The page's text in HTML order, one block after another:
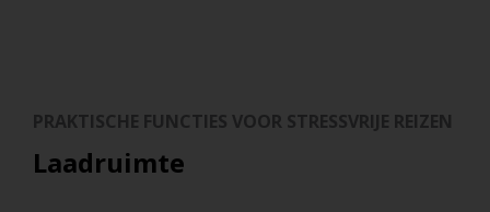
PRAKTISCHE FUNCTIES VOOR STRESSVRIJE REIZEN
Laadruimte